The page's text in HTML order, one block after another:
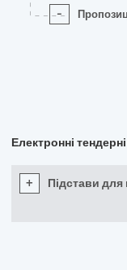
-
Електронні
+ Підстави для